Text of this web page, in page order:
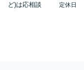
ど)は応相談
定休日